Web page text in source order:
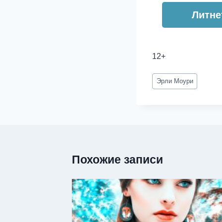
12+
Метки
записи:
Эрли Моури
Похожие записи